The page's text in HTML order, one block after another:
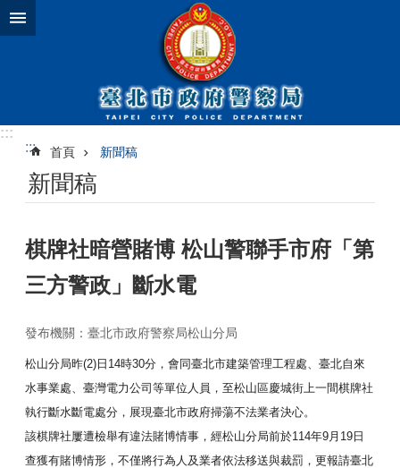
跳到主要內容區塊
:::
:::
首頁 新聞稿
新聞稿
棋牌社暗營賭博 松山警聯手市府「第
三方警政」斷水電
發布機關：臺北市政府警察局松山分局
松山分局昨(2)日14時30分，會同臺北市建築管理工程處、 臺北自來
水事業處、臺灣電力公司等單位人員， 至松山區慶城街上一間棋牌社
執行斷水斷電處分， 展現臺北市政府掃蕩不法業者決心。
該棋牌社屢遭檢舉有違法賭博情事， 經松山分局前於114年9月19日
查獲有賭博情形， 不僅將行為人及業者依法移送與裁罰， 更報請臺北